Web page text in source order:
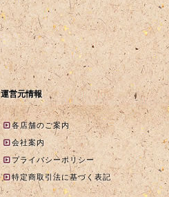
運営元情報
各店舗のご案内
会社案内
プライバシーポリシー
特定商取引法に基づく表記